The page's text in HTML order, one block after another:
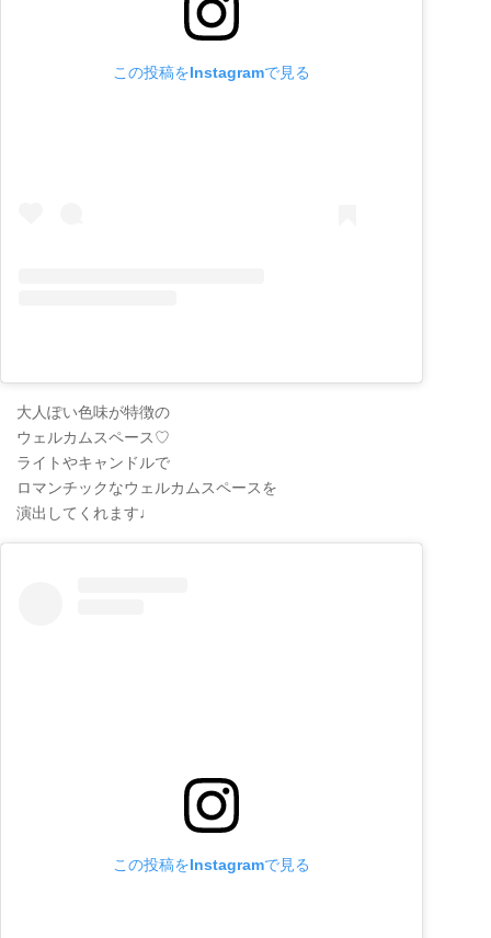
この投稿をInstagramで見る
大人ぽい色味が特徴の
ウェルカムスペース♡
ライトやキャンドルで
ロマンチックなウェルカムスペースを
演出してくれます♩
この投稿をInstagramで見る